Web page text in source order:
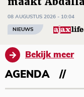
08 AUGUSTUS 2026 - 10:04
NIEUWS
Bekijk meer
AGENDA